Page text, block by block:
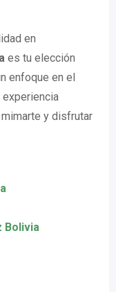
en
es tu elección
enfoque en el
experiencia
y disfrutar
Bolivia